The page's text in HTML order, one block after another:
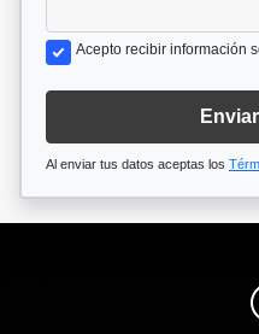
Acepto recibir información
Al enviar tus datos aceptas los